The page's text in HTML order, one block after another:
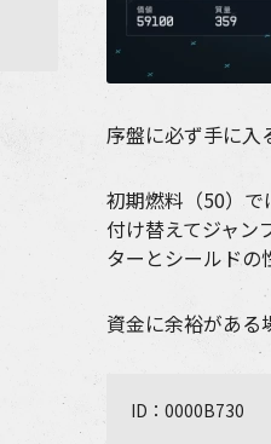
序盤に必ず手に入
初期燃料（50）
付け替えてジャン
ターとシールドの
資金に余裕がある
ID：0000B730